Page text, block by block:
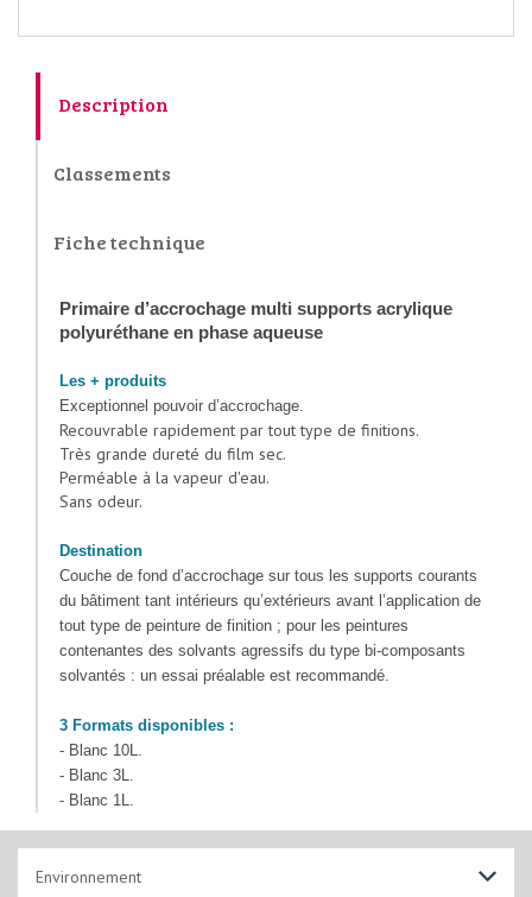
Description
Classements
Fiche technique
Primaire d’accrochage multi supports acrylique
polyuréthane en phase aqueuse
Les + produits
Exceptionnel pouvoir d’accrochage.
Recouvrable rapidement par tout type de finitions.
Très grande dureté du film sec.
Perméable à la vapeur d'eau.
Sans odeur.
Destination
Couche de fond d’accrochage sur tous les supports courants
du bâtiment tant intérieurs qu’extérieurs avant l’application de
tout type de peinture de finition ; pour les peintures
contenantes des solvants agressifs du type bi-composants
solvantés : un essai préalable est recommandé.
3 Formats disponibles :
- Blanc 10L.
- Blanc 3L.
- Blanc 1L.
Environnement